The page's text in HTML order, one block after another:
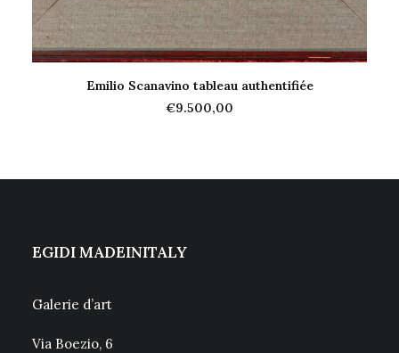
Emilio Scanavino tableau authentifiée
€9.500,00
EGIDI MADEINITALY
Galerie d’art
Via Boezio, 6